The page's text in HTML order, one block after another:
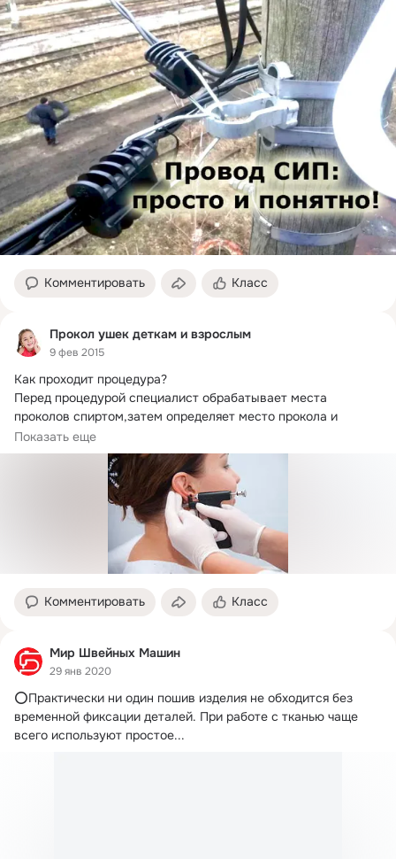
Комментировать Класс
Прокол ушек деткам и взрослым
9 фев 2015
Как проходит процедура?
Перед процедурой специалист обрабатывает места
проколов спиртом,затем определяет место прокола и
делает метку...
Показать еще
Комментировать Класс
Мир Швейных Машин
29 янв 2020
⭕️Практически ни один пошив изделия не обходится без
временной фиксации деталей. При работе с тканью чаще
всего используют простое...